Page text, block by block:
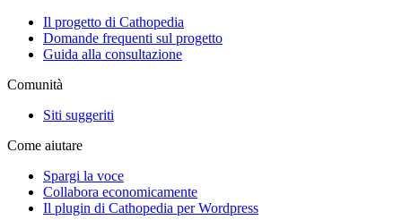
Il progetto di Cathopedia
Domande frequenti sul progetto
Guida alla consultazione
Comunità
Siti suggeriti
Come aiutare
Spargi la voce
Collabora economicamente
Il plugin di Cathopedia per Wordpress